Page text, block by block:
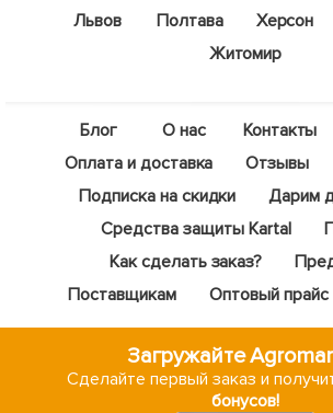
Львов
Полтава Херсон
Житомир
Блог О нас Контакты
Оплата и доставка
Отзывы
Подписка на скидки
Дарим
Средства защиты Kartal
Как сделать заказ?
Поставщикам
Оптовый прайс
Загружайте
Сделайте первый заказ и
бонусов!